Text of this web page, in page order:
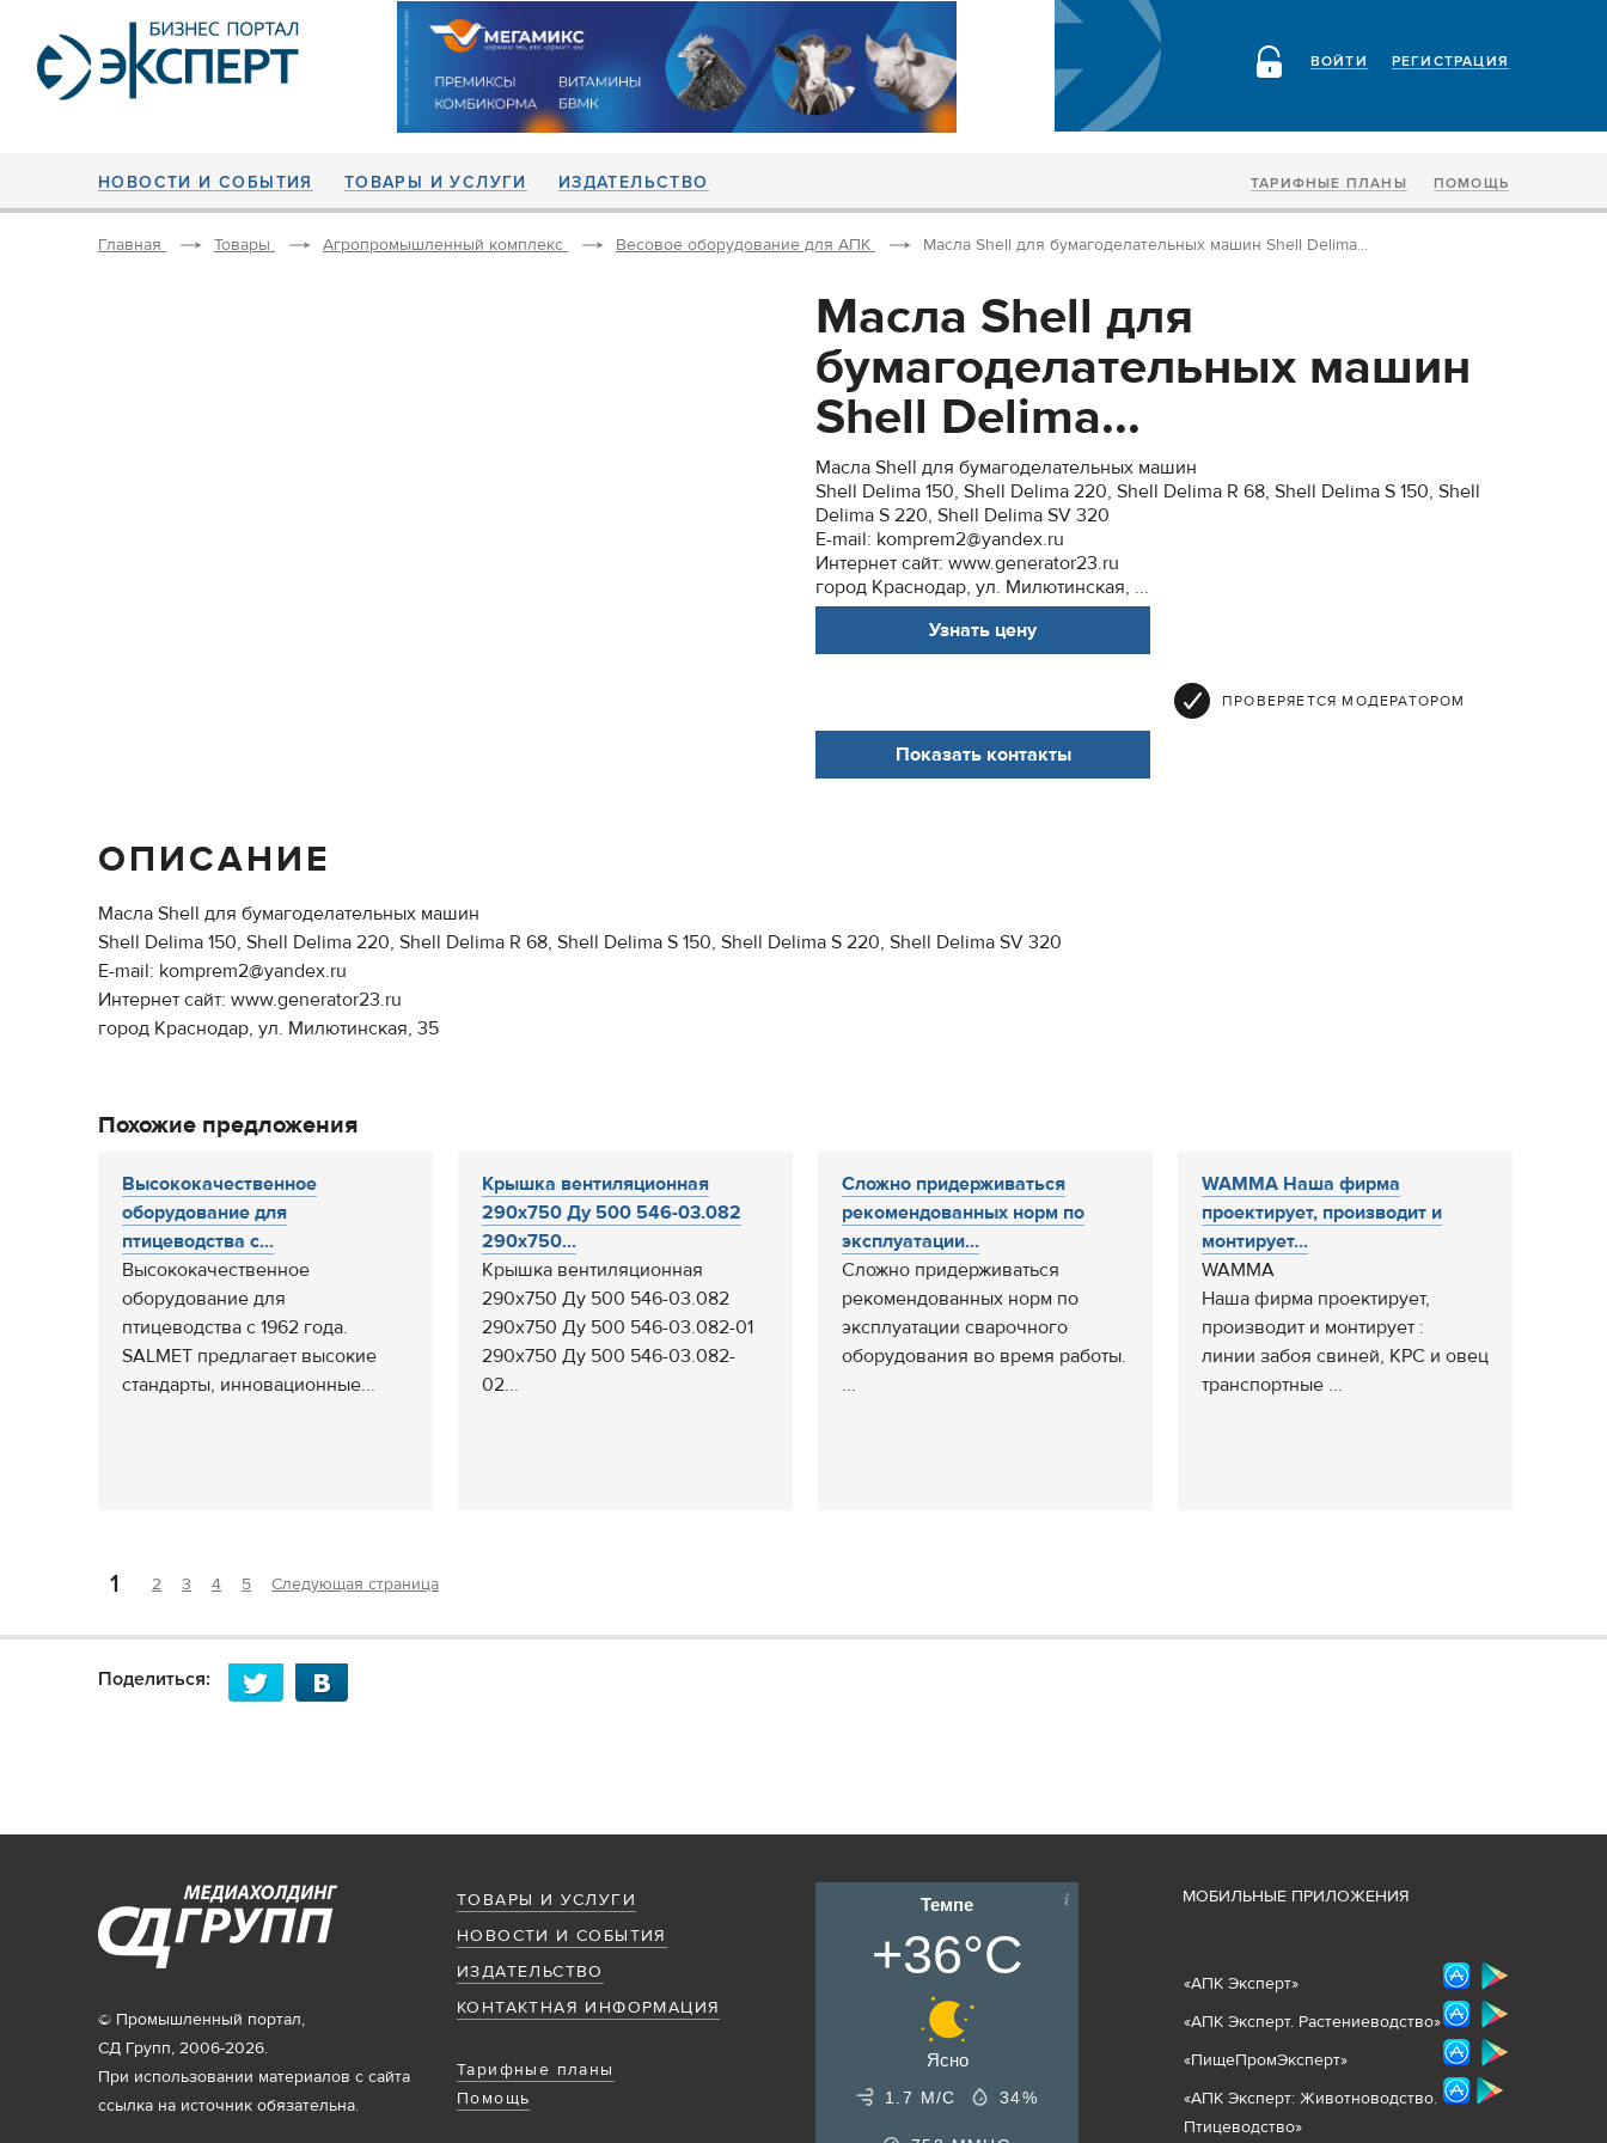
РЕГИСТРАЦИЯ
ВОЙТИ
НОВОСТИ И СОБЫТИЯ ТОВАРЫ И УСЛУГИ ИЗДАТЕЛЬСТВО ТАРИФНЫЕ ПЛАНЫ ПОМОЩЬ
Главная Товары Агропромышленный комплекс Весовое оборудование для АПК Масла Shell для бумагоделательных машин Shell Delima...
Масла Shell для
бумагоделательных машин
Shell Delima...
Масла Shell для бумагоделательных машин
Shell Delima 150, Shell Delima 220, Shell Delima R 68, Shell Delima S 150, Shell
Delima S 220, Shell Delima SV 320
E-mail: komprem2@yandex.ru
Интернет сайт: www.generator23.ru
город Краснодар, ул. Милютинская, ...
Узнать цену
ПРОВЕРЯЕТСЯ МОДЕРАТОРОМ
Показать контакты
ОПИСАНИЕ
Масла Shell для бумагоделательных машин
Shell Delima 150, Shell Delima 220, Shell Delima R 68, Shell Delima S 150, Shell Delima S 220, Shell Delima SV 320
E-mail: komprem2@yandex.ru
Интернет сайт: www.generator23.ru
город Краснодар, ул. Милютинская, 35
Похожие предложения
Высококачественное
оборудование для
птицеводства с...
Высококачественное
оборудование для
птицеводства с 1962 года.
SALMET предлагает высокие
стандарты, инновационные...
Крышка вентиляционная
290х750 Ду 500 546-03.082
290х750...
Крышка вентиляционная
290х750 Ду 500 546-03.082
290х750 Ду 500 546-03.082-01
290х750 Ду 500 546-03.082-
02...
Сложно придерживаться
рекомендованных норм по
эксплуатации...
Сложно придерживаться
рекомендованных норм по
эксплуатации сварочного
оборудования во время работы.
...
WAMMA Наша фирма
проектирует, производит и
монтирует...
WAMMA
Наша фирма проектирует,
производит и монтирует :
линии забоя свиней, КРС и овец
транспортные ...
1 2 3 4 5 Следующая страница
Поделиться:
ТОВАРЫ И УСЛУГИ
НОВОСТИ И СОБЫТИЯ
ИЗДАТЕЛЬСТВО
КОНТАКТНАЯ ИНФОРМАЦИЯ
Тарифные планы
Помощь
© Промышленный портал,
СД Групп, 2006-2026.
При использовании материалов с сайта
ссылка на источник обязательна.
Темпе
+36°C
Ясно
1.7 М/С 34%
МОБИЛЬНЫЕ ПРИЛОЖЕНИЯ
«АПК Эксперт»
«АПК Эксперт. Растениеводство»
«ПищеПромЭксперт»
«АПК Эксперт: Животноводство.
Птицеводство»